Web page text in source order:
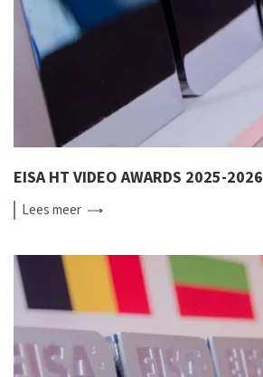
EISA HT VIDEO AWARDS 2025-2026
Leesmeer